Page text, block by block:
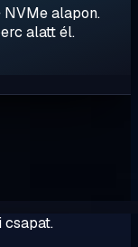
NVMe alapon.
alatt él.
csapat.